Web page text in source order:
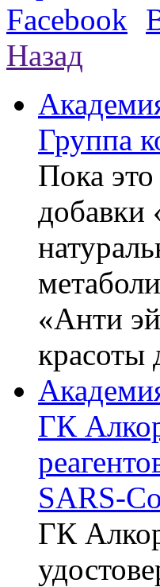
Назад
Группа
Пока
добавки
«Анти
красоты
ГК
SARS-
ГК